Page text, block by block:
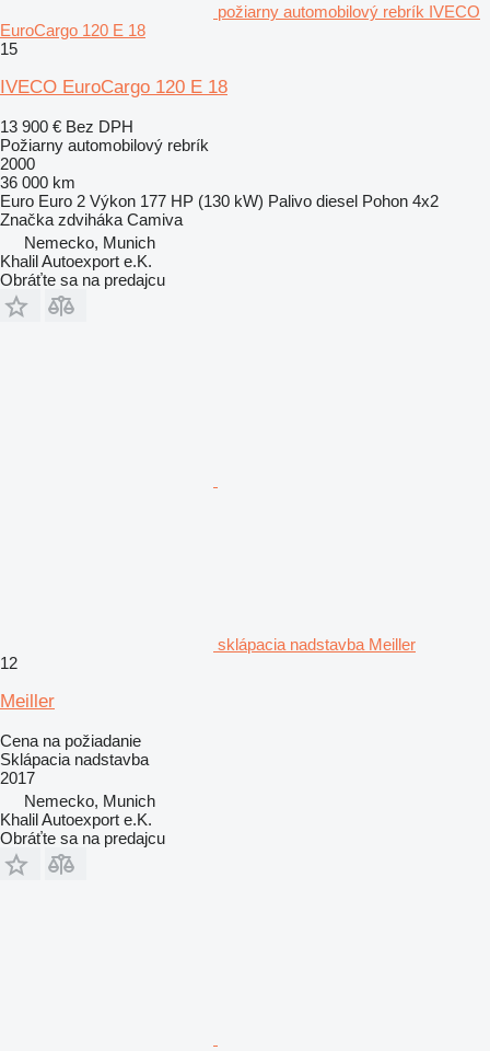
požiarny automobilový rebrík IVECO
EuroCargo 120 E 18
15
IVECO EuroCargo 120 E 18
13 900 € Bez DPH
Požiarny automobilový rebrík
2000
36 000 km
Euro Euro 2 Výkon 177 HP (130 kW) Palivo diesel Pohon 4x2
Značka zdviháka Camiva
Nemecko, Munich
Khalil Autoexport e.K.
Obráťte sa na predajcu
sklápacia nadstavba Meiller
12
Meiller
Cena na požiadanie
Sklápacia nadstavba
2017
Nemecko, Munich
Khalil Autoexport e.K.
Obráťte sa na predajcu